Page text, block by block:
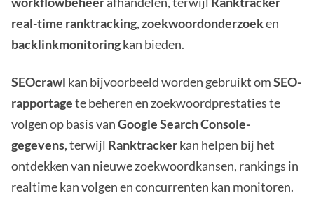
real-time ranktracking,zoekwoordonderzoeken
backlinkmonitoringkan bieden.
SEOcrawl kan bijvoorbeeld worden gebruikt omSEO-
rapportagete beheren en zoekwoordprestaties te
volgen op basis vanGoogle Search Console-
gegevens, terwijl Ranktrackerkan helpen bij het
ontdekken van nieuwe zoekwoordkansen, rankings in
realtime kan volgen en concurrenten kan monitoren.